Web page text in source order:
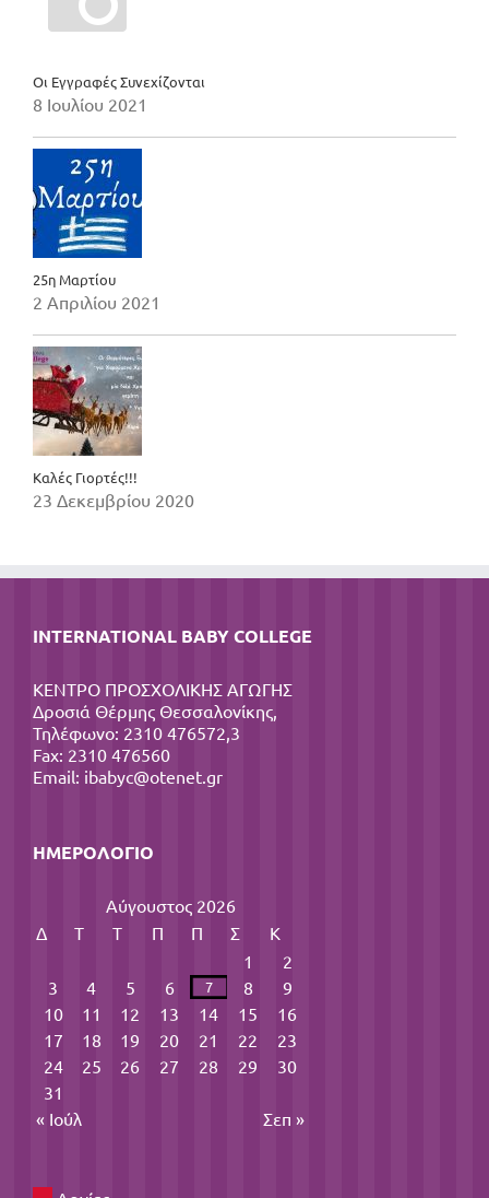
Οι Εγγραφές Συνεχίζονται
8 Ιουλίου 2021
25η Μαρτίου
2 Απριλίου 2021
Καλές Γιορτές!!!
23 Δεκεμβρίου 2020
INTERNATIONAL BABY COLLEGE
ΚΕΝΤΡΟ ΠΡΟΣΧΟΛΙΚΗΣ ΑΓΩΓΗΣ
Δροσιά Θέρμης Θεσσαλονίκης,
Τηλέφωνο: 2310 476572,3
Fax: 2310 476560
Email: ibabyc@otenet.gr
ΗΜΕΡΟΛΌΓΙΟ
Αύγουστος 2026
Δ
Τ Τ Π Π Σ
Κ
1
2
3
4 5 6 7 8
9
10
11 12 13 14 15
16
17
18 19 20 21 22
23
24
25 26 27 28 29
30
31
« Ιούλ
Σεπ »